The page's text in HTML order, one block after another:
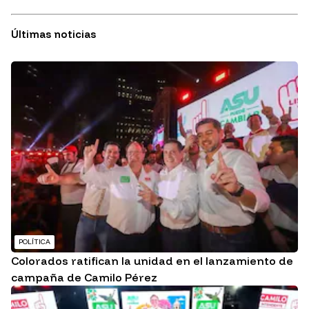
Últimas noticias
POLÍTICA
Colorados ratifican la unidad en el lanzamiento de
campaña de Camilo Pérez